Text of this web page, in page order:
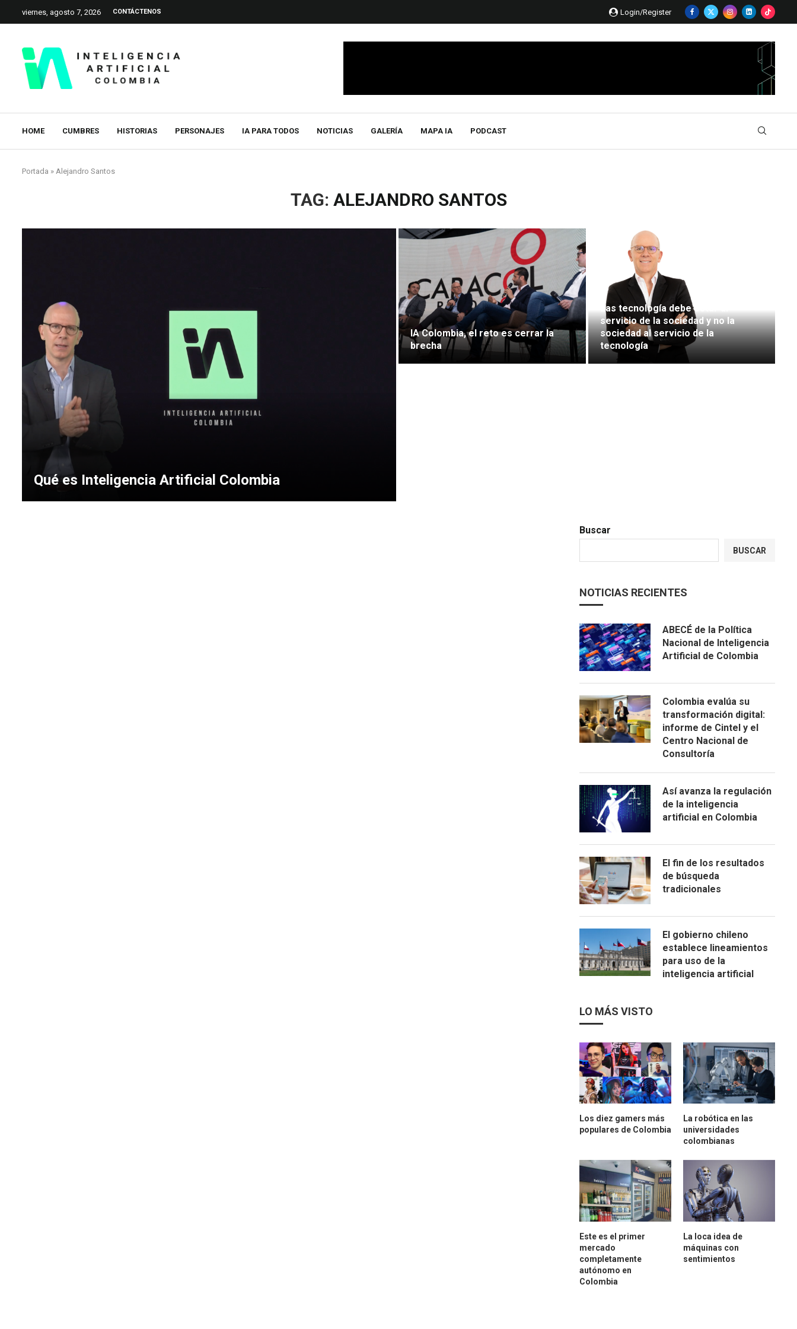
viernes, agosto 7, 2026 CONTÁCTENOS Login/Register
HOME CUMBRES HISTORIAS PERSONAJES IA PARA TODOS NOTICIAS GALERÍA MAPA IA PODCAST
Portada » Alejandro Santos
TAG: ALEJANDRO SANTOS
Qué es Inteligencia Artificial Colombia
IA Colombia, el reto es cerrar la
brecha
Las tecnología debe estar al
servicio de la sociedad y no la
sociedad al servicio de la
tecnología
Buscar
BUSCAR
NOTICIAS RECIENTES
ABECÉ de la Política
Nacional de Inteligencia
Artificial de Colombia
Colombia evalúa su
transformación digital:
informe de Cintel y el
Centro Nacional de
Consultoría
Así avanza la regulación
de la inteligencia
artificial en Colombia
El fin de los resultados
de búsqueda
tradicionales
El gobierno chileno
establece lineamientos
para uso de la
inteligencia artificial
LO MÁS VISTO
Los diez gamers más
populares de Colombia
La robótica en las
universidades
colombianas
Este es el primer
mercado
completamente
autónomo en
Colombia
La loca idea de
máquinas con
sentimientos